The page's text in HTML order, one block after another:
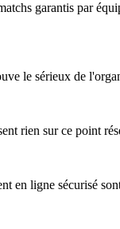
garantis par
le sérieux de
rien sur ce point
en ligne sécurisé